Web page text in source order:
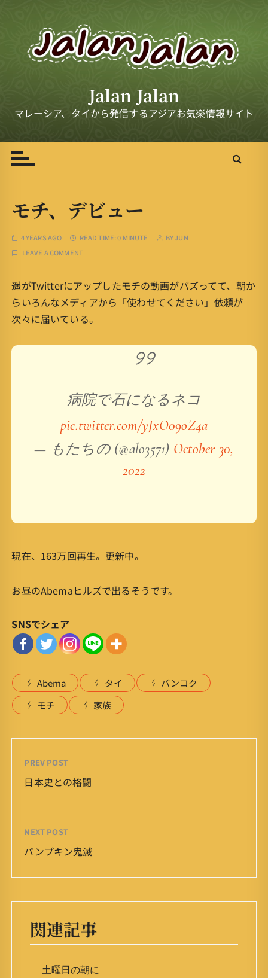
t
n
Jalan Jalan
マレーシア、タイから発信するアジアお気楽情報サイト
モチ、デビュー
4 YEARS AGO READ TIME:0 MINUTE BYJUN
LEAVE A COMMENT
遥がTwitterにアップしたモチの動画がバズってて、朝か
らいろんなメディアから「使わせてください」依頼が
次々に届いている。
病院で石になるネコ
pic.twitter.com/yJxO09oZ4a
— もたちの (@alo3571) October 30,
2022
現在、163万回再生。更新中。
お昼のAbemaヒルズで出るそうです。
SNSでシェア
Abema タイ
バンコク
モチ
家族
PREV POST
日本史との格闘
NEXT POST
パンプキン鬼滅
関連記事
土曜日の朝に